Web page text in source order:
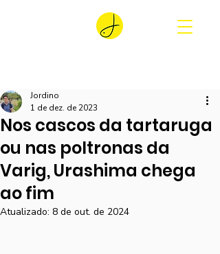
Nos cascos da tartaruga
ou nas poltronas da
Varig, Urashima chega
ao fim
Jordino
1 de dez. de 2023
Atualizado: 8 de out. de 2024